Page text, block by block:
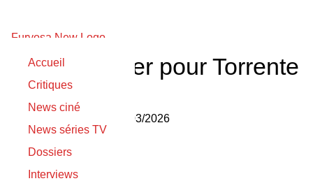
Accueil
Critiques
News ciné
News séries TV
Dossiers
Interviews
Enfin un trailer pour Torrente
Presidente
17/03/2026